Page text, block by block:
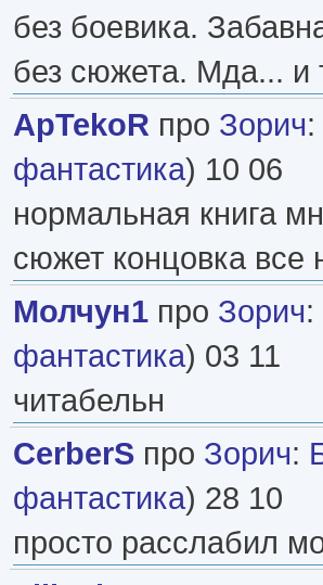
без боевика.
без сюжета. Мда... и
ApTekoR про Зорич:
фантастика) 10 06
нормальная книга
сюжет концовка все
Молчун1 про Зорич:
фантастика) 03 11
читабельн
CerberS про Зорич:
фантастика) 28 10
просто расслабил